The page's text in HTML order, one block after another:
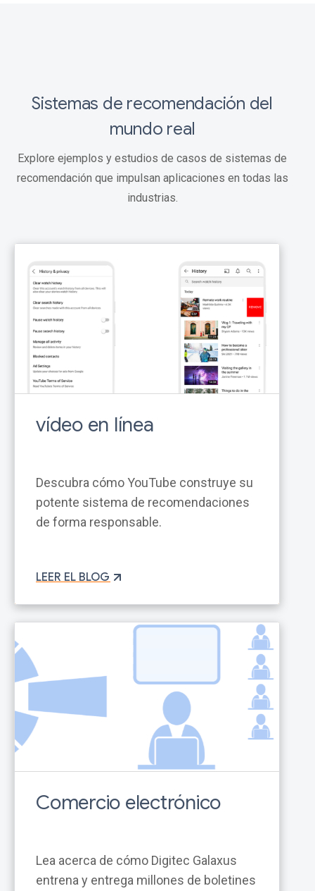
Sistemas de recomendación del
mundo real
Explore ejemplos y estudios de casos de sistemas de
recomendación que impulsan aplicaciones en todas las
industrias.
vídeo en línea
Descubra cómo YouTube construye su
potente sistema de recomendaciones
de forma responsable.
LEER EL BLOG
Comercio electrónico
Lea acerca de cómo Digitec Galaxus
entrena y entrega millones de boletines